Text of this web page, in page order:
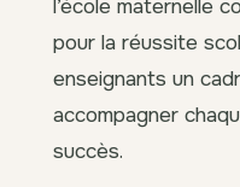
l’école maternelle
pour la réussite
enseignants un
accompagner
succès.